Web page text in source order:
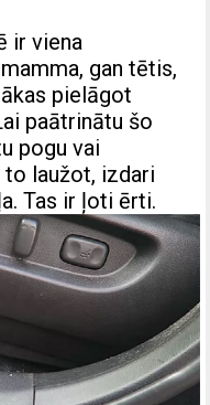
ir viena
gan tētis,
pielāgot
paātrinātu šo
pogu vai
laužot, izdari
Tas ir ļoti ērti.